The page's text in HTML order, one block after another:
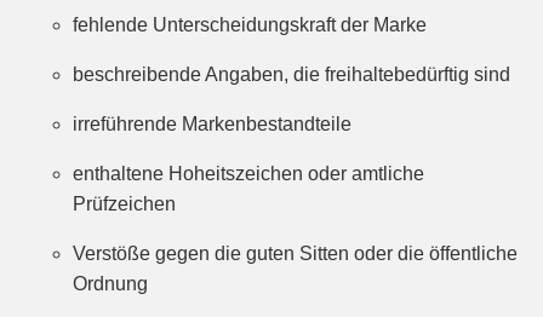
fehlende Unterscheidungskraft der Marke
beschreibende Angaben, die freihaltebedürftig sind
irreführende Markenbestandteile
enthaltene Hoheitszeichen oder amtliche
Prüfzeichen
Verstöße gegen die guten Sitten oder die öffentliche
Ordnung